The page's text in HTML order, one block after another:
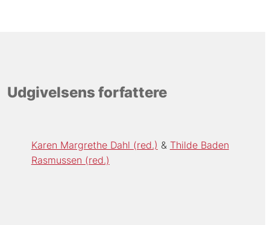
Udgivelsens forfattere
Karen Margrethe Dahl (red.)
Thilde Baden
Rasmussen (red.)